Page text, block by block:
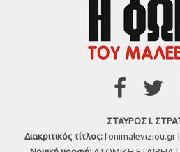
ΣΤΑΥΡΟΣ Ι.
Διακριτικός τίτλος:fonimaleviziou.gr |